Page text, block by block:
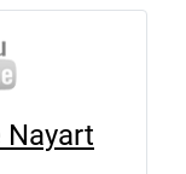
Nayart